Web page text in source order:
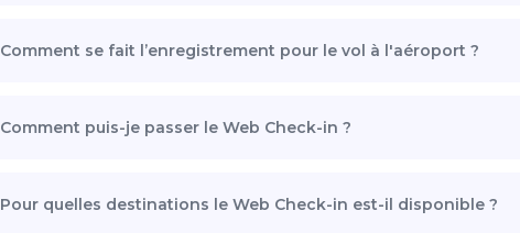
Comment se fait l’enregistrement pour le vol à l'aéroport ?
Comment puis-je passer le Web Check-in ?
Pour quelles destinations le Web Check-in est-il disponible ?